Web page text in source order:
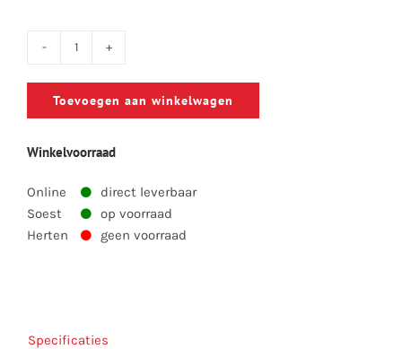
medium
(D
cm,
H
8
cm
aantal
Toevoegen aan winkelwagen
Winkelvoorraad
Online
direct leverbaar
Soest
op voorraad
Herten
geen voorraad
Specificaties